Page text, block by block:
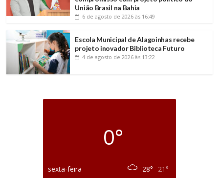
União Brasil na Bahia
6 de agosto de 2026 às 16:49
Escola Municipal de Alagoinhas recebe
projeto inovador Biblioteca Futuro
4 de agosto de 2026 às 13:22
0°
sexta-feira 28°
21°